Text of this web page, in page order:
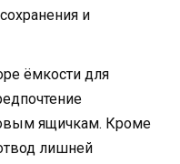
и
ёмкости для
ящичкам. Кроме
лишней